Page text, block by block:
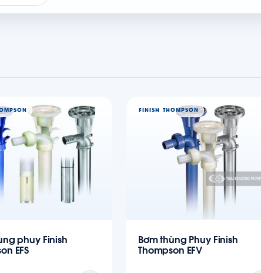
phuy Finish
EFS
FINISH THOMPSON
Bơm thùng Phuy Finish
Thompson EFV